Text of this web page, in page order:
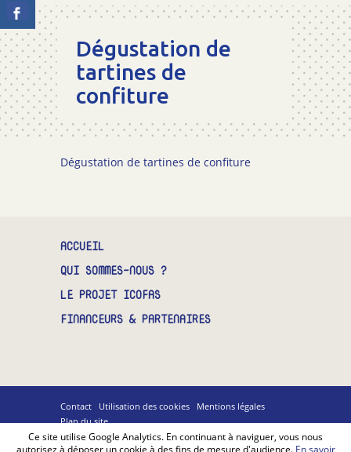
TÉMOIGNAGES
Dégustation de
tartines de
confiture
Dégustation de tartines de confiture
ACCUEIL
QUI SOMMES-NOUS ?
LE PROJET ICOFAS
FINANCEURS & PARTENAIRES
Contact Utilisation des cookies
Mentions légales
Plan du site
Billiotte
&
Ce site utilise Google Analytics. En continuant à naviguer, vous nous
autorisez à déposer un cookie à des fins de mesure d'audience. En savoir